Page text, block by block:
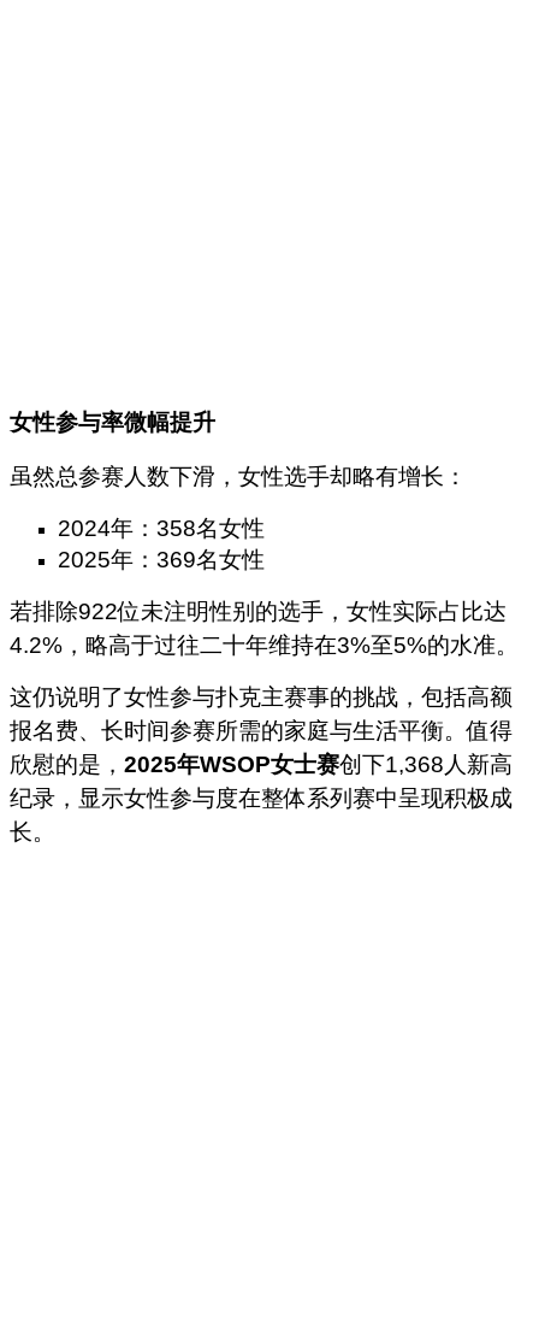
女性参与率微幅提升
虽然总参赛人数下滑，女性选手却略有增长：
2024年：358名女性
2025年：369名女性
若排除922位未注明性别的选手，女性实际占比达
4.2%，略高于过往二十年维持在3%至5%的水准。
这仍说明了女性参与扑克主赛事的挑战，包括高额
报名费、长时间参赛所需的家庭与生活平衡。值得
欣慰的是， 2025年WSOP女士赛创下1,368人新高
纪录，显示女性参与度在整体系列赛中呈现积极成
长。